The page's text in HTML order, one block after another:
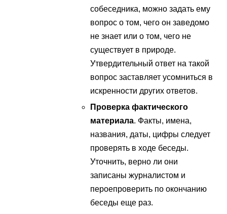
собеседника, можно задать ему
вопрос о том, чего он заведомо
не знает или о том, чего не
существует в природе.
Утвердительный ответ на такой
вопрос заставляет усомниться в
искренности других ответов.
Проверка фактического
материала. Факты, имена,
названия, даты, цифры следует
проверять в ходе беседы.
Уточнить, верно ли они
записаны журналистом и
пероепроверить по окончанию
беседы еще раз.